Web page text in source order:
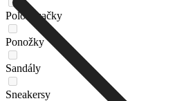
Polokozačky
Ponožky
Sandály
Sneakersy